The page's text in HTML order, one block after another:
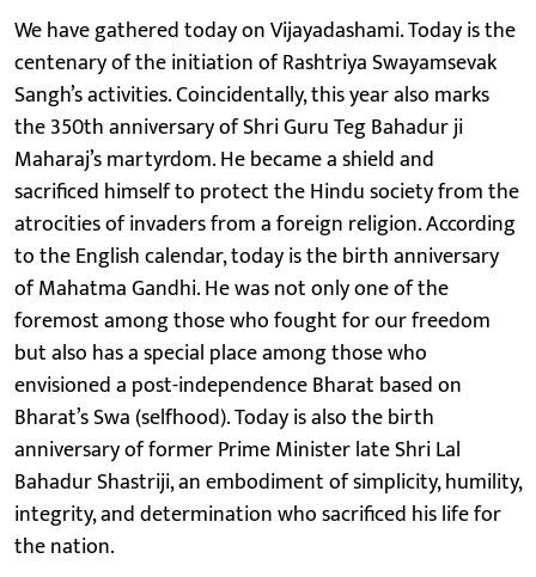
We have gathered today on Vijayadashami. Today is the
centenary of the initiation of Rashtriya Swayamsevak
Sangh’s activities. Coincidentally, this year also marks
the 350th anniversary of Shri Guru Teg Bahadur ji
Maharaj’s martyrdom. He became a shield and
sacrificed himself to protect the Hindu society from the
atrocities of invaders from a foreign religion. According
to the English calendar, today is the birth anniversary
of Mahatma Gandhi. He was not only one of the
foremost among those who fought for our freedom
but also has a special place among those who
envisioned a post-independence Bharat based on
Bharat’s Swa (selfhood). Today is also the birth
anniversary of former Prime Minister late Shri Lal
Bahadur Shastriji, an embodiment of simplicity, humility,
integrity, and determination who sacrificed his life for
the nation.